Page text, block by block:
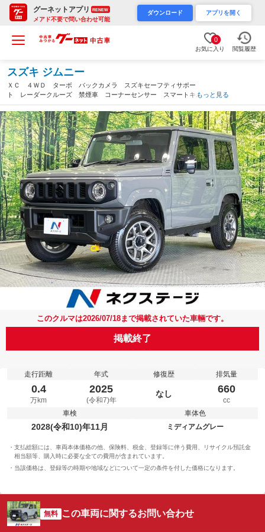
グーネットアプリ RENEW
メアド不要で問い合わせ可能
ダウンロード アプリを開く
0
お気に入り 閲覧履歴
スズキ ジムニー
ＸＣ ４ＷＤ ターボ バックカメラ スズキセーフティサポー
ト レーダークルーズ 禁煙車 コーナーセンサー スマートキ
ー ＬＥＤヘッド ＥＴＣ 純正１６インチアルミ 車線逸脱警
報 オートライト オートエアコン（北海道）
もっと見る
このクルマは2026/07/18まで掲載されていた車輛です。
掲載終了
走行距離
0.4
万km
年式
2025
(令和7)年
修復歴
なし
排気量
660
cc
車検
2028(令和10)年11月
車体色
ミディアムグレー
支払総額には、車両本体価格の他、保険料、税金、登録等に伴う費用、リサイクル預託金
相当額等、購入時に必要な全ての費用が含まれています。
当該価格は、登録等の時期や地域などについて一定の条件を付した価格になります。
無料 この車両に関するお問い合わせ